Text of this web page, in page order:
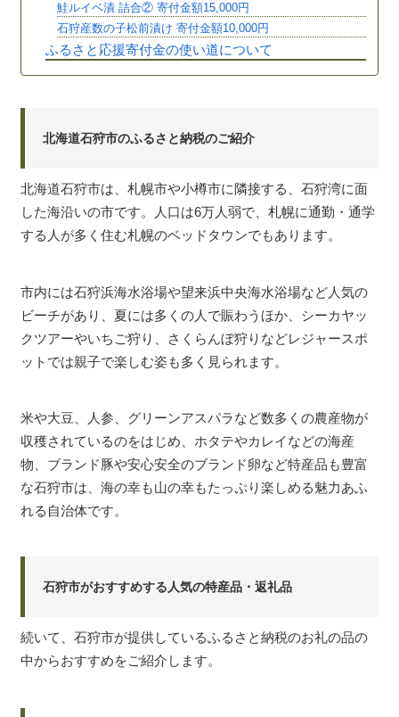
鮭ルイベ漬 詰合② 寄付金額15,000円
石狩産数の子松前漬け 寄付金額10,000円
ふるさと応援寄付金の使い道について
北海道石狩市のふるさと納税のご紹介
北海道石狩市は、札幌市や小樽市に隣接する、石狩湾に面
した海沿いの市です。人口は6万人弱で、札幌に通勤・通学
する人が多く住む札幌のベッドタウンでもあります。
市内には石狩浜海水浴場や望来浜中央海水浴場など人気の
ビーチがあり、夏には多くの人で賑わうほか、シーカヤッ
クツアーやいちご狩り、さくらんぼ狩りなどレジャースポ
ットでは親子で楽しむ姿も多く見られます。
米や大豆、人参、グリーンアスパラなど数多くの農産物が
収穫されているのをはじめ、ホタテやカレイなどの海産
物、ブランド豚や安心安全のブランド卵など特産品も豊富
な石狩市は、海の幸も山の幸もたっぷり楽しめる魅力あふ
れる自治体です。
石狩市がおすすめする人気の特産品・返礼品
続いて、石狩市が提供しているふるさと納税のお礼の品の
中からおすすめをご紹介します。